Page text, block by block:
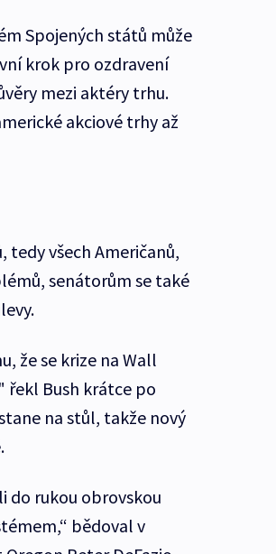
Spojených států může
krok pro ozdravení
mezi aktéry trhu.
akciové trhy až
všech Američanů,
senátorům se také
že se krize na Wall
řekl Bush krátce po
na stůl, takže nový
do rukou obrovskou
bědoval v